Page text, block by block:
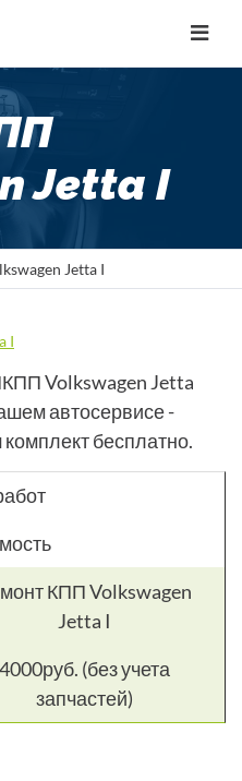
Toggle
Jetta I
Jetta I
Volkswagen Jetta
автосервисе -
бесплатно.
КПП Volkswagen
Jetta I
4000руб. (без учета
запчастей)